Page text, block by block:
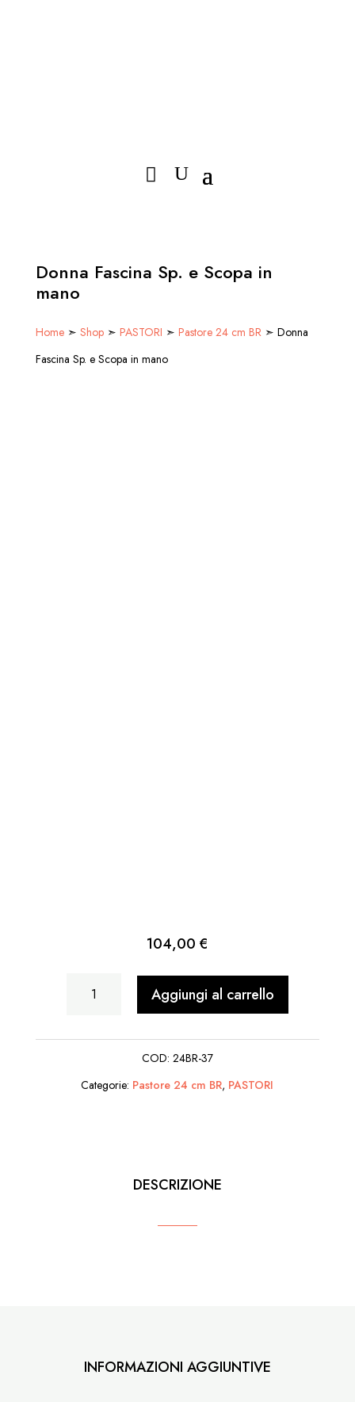
Donna Fascina Sp. e Scopa in
mano
Home➣ Shop➣ PASTORI ➣ Pastore 24 cm BR➣ Donna
Fascina Sp. e Scopa in mano
104,00€
Donna
Sp.
Scopa
Aggiungi al carrello
COD: 24BR-37
Categorie: Pastore 24 cm BR, PASTORI
DESCRIZIONE
INFORMAZIONI AGGIUNTIVE